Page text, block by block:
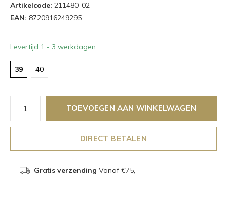
Artikelcode: 211480-02
EAN: 8720916249295
Levertijd 1 - 3 werkdagen
39 40
TOEVOEGEN AAN WINKELWAGEN
DIRECT BETALEN
Gratis verzending Vanaf €75,-